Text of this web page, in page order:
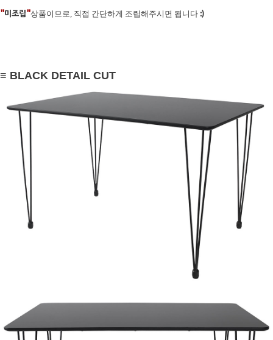
"미조립"상품이므로, 직접 간단하게 조립해주시면 됩니다 :)
≡ BLACK DETAIL CUT